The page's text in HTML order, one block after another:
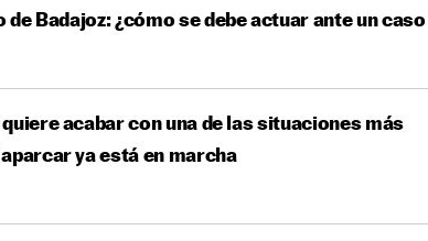
Badajoz: ¿cómo se debe actuar ante un caso
acabar con una de las situaciones más
ya está en marcha